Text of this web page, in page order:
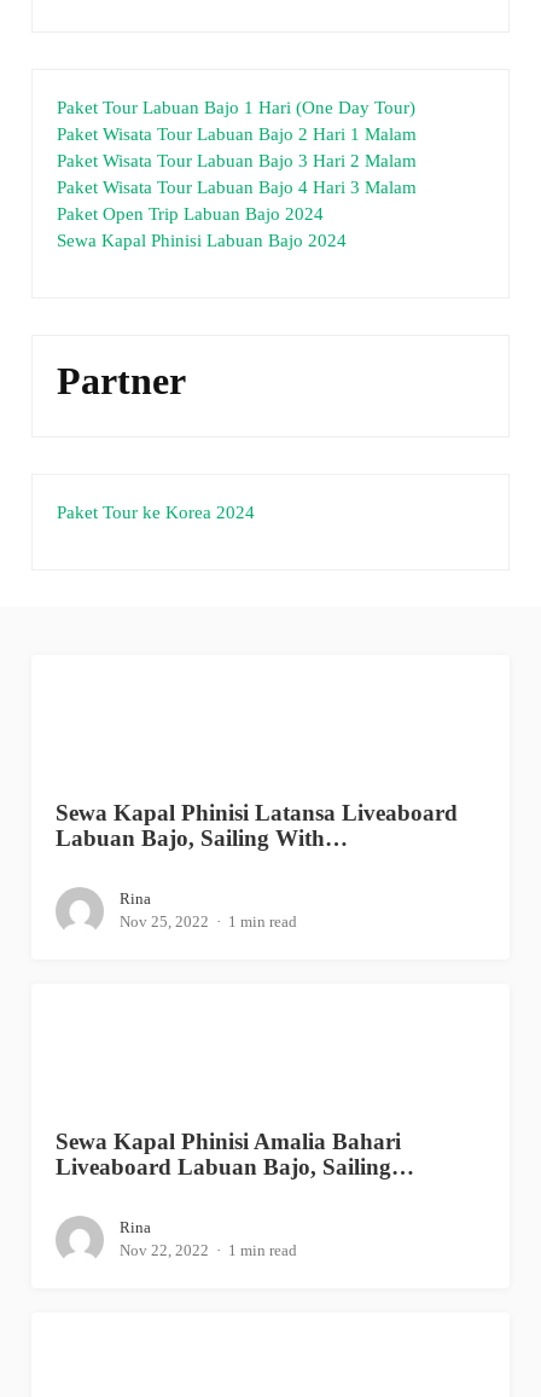
Paket Tour Labuan Bajo 1 Hari (One Day Tour)
Paket Wisata Tour Labuan Bajo 2 Hari 1 Malam
Paket Wisata Tour Labuan Bajo 3 Hari 2 Malam
Paket Wisata Tour Labuan Bajo 4 Hari 3 Malam
Paket Open Trip Labuan Bajo 2024
Sewa Kapal Phinisi Labuan Bajo 2024
Partner
Paket Tour ke Korea 2024
Sewa Kapal Phinisi Latansa Liveaboard
Labuan Bajo, Sailing With…
Rina
Nov 25, 2022
1 min read
Sewa Kapal Phinisi Amalia Bahari
Liveaboard Labuan Bajo, Sailing…
Rina
Nov 22, 2022
1 min read